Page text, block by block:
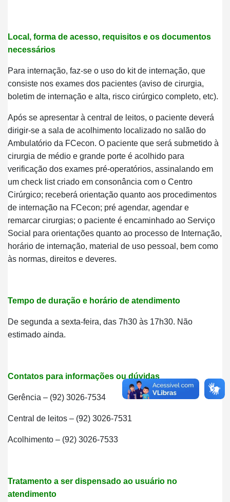
Local, forma de acesso, requisitos e os documentos
necessários
Para internação, faz-se o uso do kit de internação, que
consiste nos exames dos pacientes (aviso de cirurgia,
boletim de internação e alta, risco cirúrgico completo, etc).
Após se apresentar à central de leitos, o paciente deverá
dirigir-se a sala de acolhimento localizado no salão do
Ambulatório da FCecon. O paciente que será submetido à
cirurgia de médio e grande porte é acolhido para
verificação dos exames pré-operatórios, assinalando em
um check list criado em consonância com o Centro
Cirúrgico; receberá orientação quanto aos procedimentos
de internação na FCecon; pré agendar, agendar e
remarcar cirurgias; o paciente é encaminhado ao Serviço
Social para orientações quanto ao processo de Internação,
horário de internação, material de uso pessoal, bem como
às normas, direitos e deveres.
Tempo de duração e horário de atendimento
De segunda a sexta-feira, das 7h30 às 17h30. Não
estimado ainda.
Contatos para informações ou dúvidas
Gerência – (92) 3026-7534
Central de leitos – (92) 3026-7531
Acolhimento – (92) 3026-7533
Tratamento a ser dispensado ao usuário no
atendimento